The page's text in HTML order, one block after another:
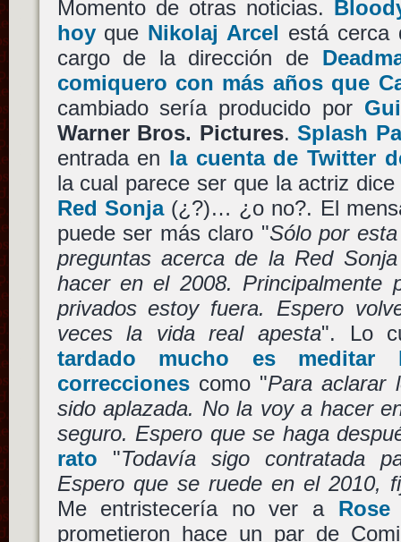
Momento de otras noticias.
hoyque Nikolaj Arcel está cerca
cargo de la dirección de
comiquero con más años que
cambiado sería producido por
Warner Bros. Pictures.Splash
entrada en la cuenta de Twitter
la cual parece ser que la actriz
Red Sonja(¿?)… ¿o no?. El
puede ser más claro "Sólo por
preguntas acerca de la Red
hacer en el 2008. Principalmente
privados estoy fuera. Espero
veces la vida real apesta". Lo
tardado mucho es
correcciones como "Para aclarar
sido aplazada. No la voy a hacer
seguro. Espero que se haga
rato "Todavía sigo contratada
Espero que se ruede en el 2010,
Me entristecería no ver a Rose
prometieron hace un par de